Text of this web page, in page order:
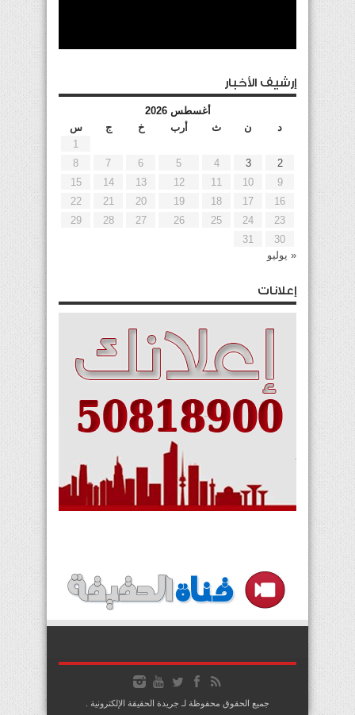
إرشيف الأخبار
أغسطس 2026
د
ن ث أرب خ ج
س
1
2
3
4
5
6
7
8
9
10
11
12
13
14
15
16
17
18
19
20
21
22
23
24
25
26
27
28
29
30
31
« يوليو
إعلانات
جميع الحقوق محفوظة لـ جريدة الحقيقة الإلكترونية .